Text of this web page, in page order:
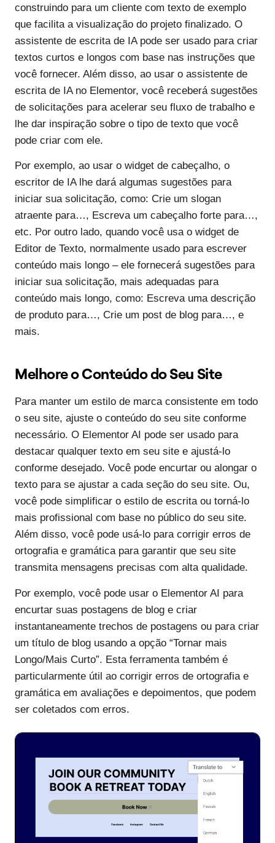
construindo para um cliente com texto de exemplo
que facilita a visualização do projeto finalizado. O
assistente de escrita de IA pode ser usado para criar
textos curtos e longos com base nas instruções que
você fornecer. Além disso, ao usar o assistente de
escrita de IA no Elementor, você receberá sugestões
de solicitações para acelerar seu fluxo de trabalho e
lhe dar inspiração sobre o tipo de texto que você
pode criar com ele.
Por exemplo, ao usar o widget de cabeçalho, o
escritor de IA lhe dará algumas sugestões para
iniciar sua solicitação, como: Crie um slogan
atraente para…, Escreva um cabeçalho forte para…,
etc. Por outro lado, quando você usa o widget de
Editor de Texto, normalmente usado para escrever
conteúdo mais longo – ele fornecerá sugestões para
iniciar sua solicitação, mais adequadas para
conteúdo mais longo, como: Escreva uma descrição
de produto para…, Crie um post de blog para…, e
mais.
Melhore o Conteúdo do Seu Site
Para manter um estilo de marca consistente em todo
o seu site, ajuste o conteúdo do seu site conforme
necessário. O Elementor AI pode ser usado para
destacar qualquer texto em seu site e ajustá-lo
conforme desejado. Você pode encurtar ou alongar o
texto para se ajustar a cada seção do seu site. Ou,
você pode simplificar o estilo de escrita ou torná-lo
mais profissional com base no público do seu site.
Além disso, você pode usá-lo para corrigir erros de
ortografia e gramática para garantir que seu site
transmita mensagens precisas com alta qualidade.
Por exemplo, você pode usar o Elementor AI para
encurtar suas postagens de blog e criar
instantaneamente trechos de postagens ou para criar
um título de blog usando a opção “Tornar mais
Longo/Mais Curto”. Esta ferramenta também é
particularmente útil ao corrigir erros de ortografia e
gramática em avaliações e depoimentos, que podem
ser coletados com erros.